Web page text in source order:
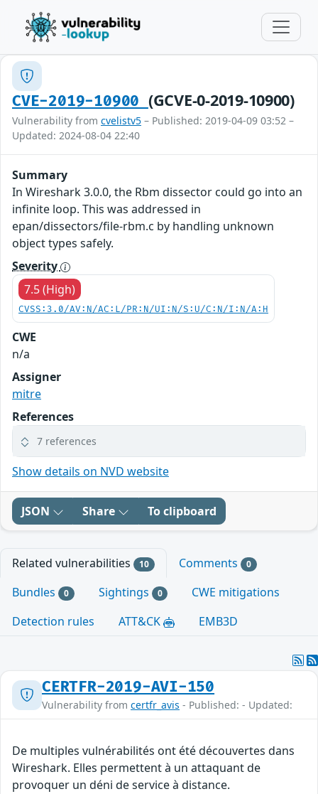
CVE-2019-10900 (GCVE-0-2019-10900)
Vulnerability from cvelistv5 – Published: 2019-04-09 03:52 –
Updated: 2024-08-04 22:40
Summary
In Wireshark 3.0.0, the Rbm dissector could go into an
infinite loop. This was addressed in
epan/dissectors/file-rbm.c by handling unknown
object types safely.
Severity
7.5 (High)
CVSS:3.0/AV:N/AC:L/PR:N/UI:N/S:U/C:N/I:N/A:H
CWE
n/a
Assigner
mitre
References
7 references
Show details on NVD website
JSON Share To clipboard
Related vulnerabilities 10 Comments 0
Bundles 0 Sightings 0
CWE mitigations
Detection rules
ATT&CK EMB3D
CERTFR-2019-AVI-150
Vulnerability from certfr_avis - Published: - Updated:
De multiples vulnérabilités ont été découvertes dans
Wireshark. Elles permettent à un attaquant de
provoquer un déni de service à distance.